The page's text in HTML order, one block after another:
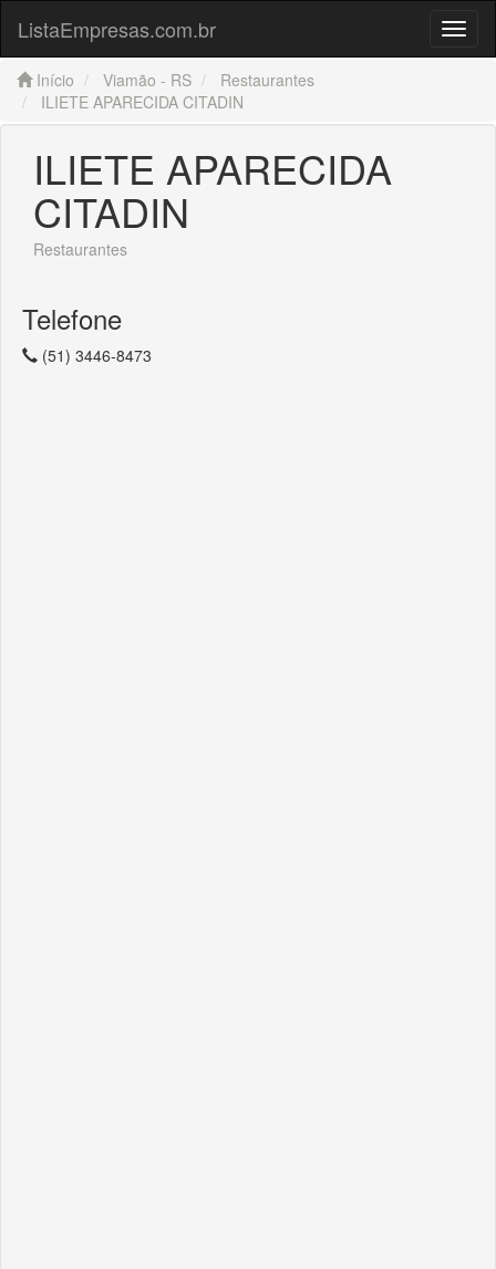
Menu
ListaEmpresas.com.br
Início Viamão - RS
Restaurantes
ILIETE APARECIDA CITADIN
ILIETE APARECIDA
CITADIN
Restaurantes
Telefone
(51) 3446-8473